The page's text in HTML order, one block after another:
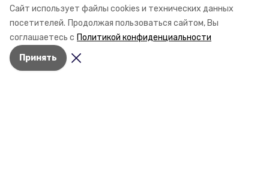
Сайт использует файлы cookies и технических данных
посетителей. Продолжая пользоваться сайтом, Вы
соглашаетесь с Политикой конфиденциальности
Принять
существования театр выпустил восемь спектаклей,
впереди — новые премьеры. О том, как стал
артистом, попал в Пятигорск и собрал труппу,
режиссёр рассказал корреспонденту «Портала
Пятигорска».